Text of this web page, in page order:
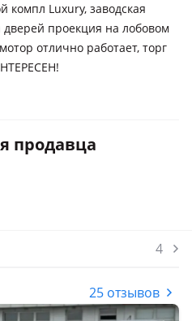
компл Luxury, заводская
дверей проекция на лобовом
отлично работает, торг
продавца
4
25 отзывов